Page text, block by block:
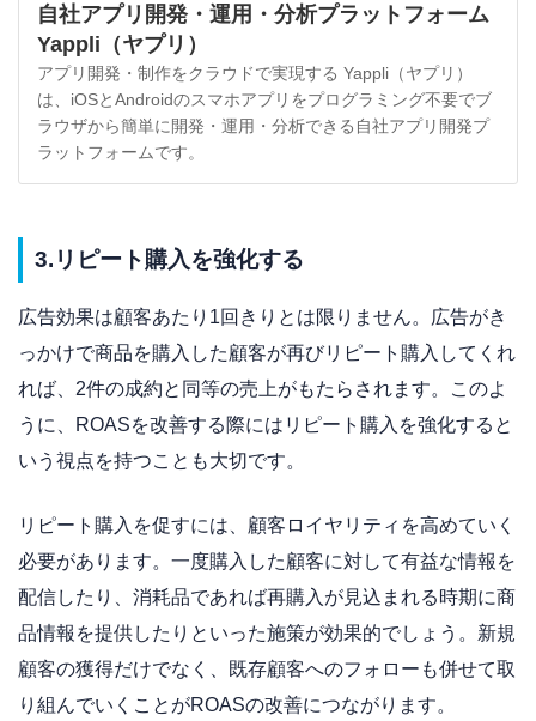
自社アプリ開発・運用・分析プラットフォーム
Yappli（ヤプリ）
アプリ開発・制作をクラウドで実現する Yappli（ヤプリ）
は、iOSとAndroidのスマホアプリをプログラミング不要でブ
ラウザから簡単に開発・運用・分析できる自社アプリ開発プ
ラットフォームです。
3.リピート購入を強化する
広告効果は顧客あたり1回きりとは限りません。広告がき
っかけで商品を購入した顧客が再びリピート購入してくれ
れば、2件の成約と同等の売上がもたらされます。このよ
うに、ROASを改善する際にはリピート購入を強化すると
いう視点を持つことも大切です。
リピート購入を促すには、顧客ロイヤリティを高めていく
必要があります。一度購入した顧客に対して有益な情報を
配信したり、消耗品であれば再購入が見込まれる時期に商
品情報を提供したりといった施策が効果的でしょう。新規
顧客の獲得だけでなく、既存顧客へのフォローも併せて取
り組んでいくことがROASの改善につながります。